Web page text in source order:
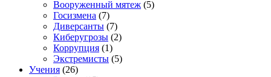
Вооруженный мятеж (5)
Госизмена (7)
Диверсанты (7)
Киберугрозы (2)
Коррупция (1)
Экстремисты (5)
Учения (26)